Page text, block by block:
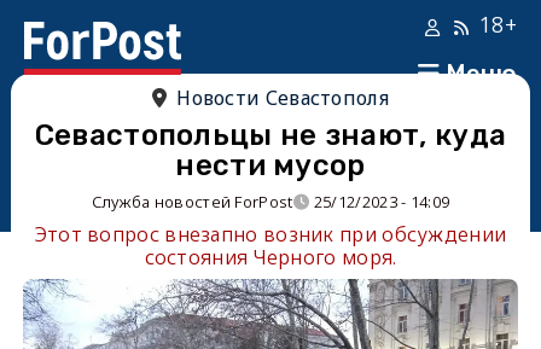
Меню
18+
Новости Севастополя
Севастопольцы не знают, куда
нести мусор
Служба новостей ForPost 25/12/2023 - 14:09
Этот вопрос внезапно возник при обсуждении
состояния Черного моря.